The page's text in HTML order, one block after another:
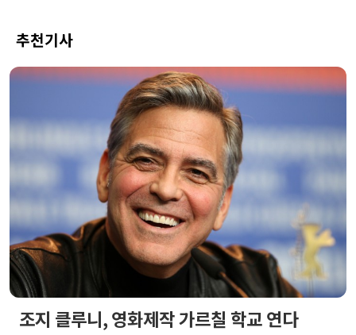
추천기사
조지 클루니, 영화제작 가르칠 학교 연다